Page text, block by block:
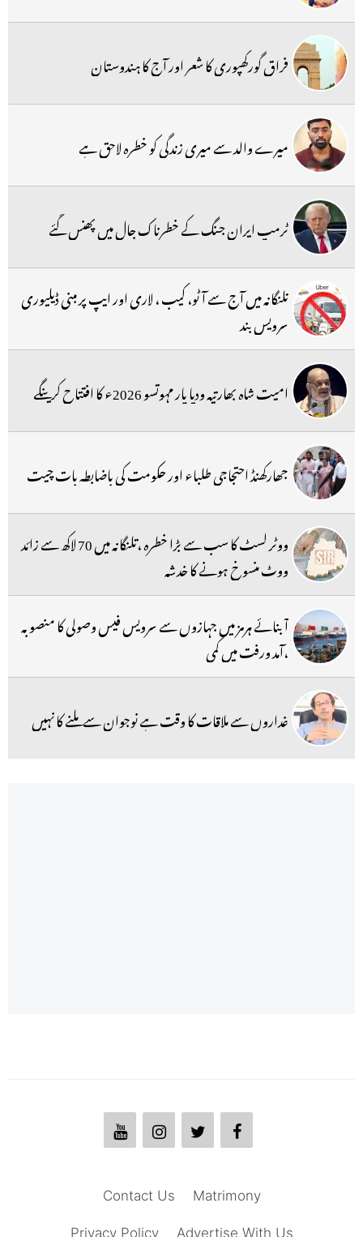
فراق گورکھپوری کا شعر اور آج کا ہندوستان
میرے والد سے میری زندگی کو خطرہ لاحق ہے
ٹرمپ ایران جنگ کے خطرناک جال میں پھنس گئے
تلنگانہ میں آج سے آٹو، کیب ، لاری اور ایپ پر مبنی ڈیلیوری
سرویس بند
امیت شاہ بھارتیہ ودیا پار مہوتسو 2026ء کا افتتاح کرینگے
جھارکھنڈ احتجاجی طلباء اور حکومت کی باضابطہ بات چیت
ووٹر لسٹ کا سب سے بڑا خطرہ ،تلنگانہ میں 70 لاکھ سے زائد
ووٹ منسوخ ہونے کا خدشہ
آبنائے ہرمز میں جہازوں سے سرویس فیس وصولی کا منصوبہ
،آمد ورفت میں کمی
غداروں سے ملاقات کا وقت ہے نوجوان سے ملنے کا نہیں
Matrimony
Contact Us
Advertise With Us
Privacy Policy